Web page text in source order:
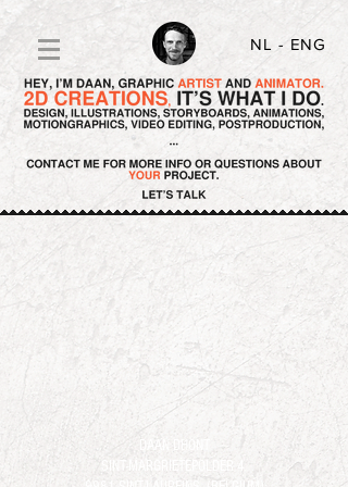
NL - ENG
DAAN DHONT
SINT-MARGRIETEPOLDER 4